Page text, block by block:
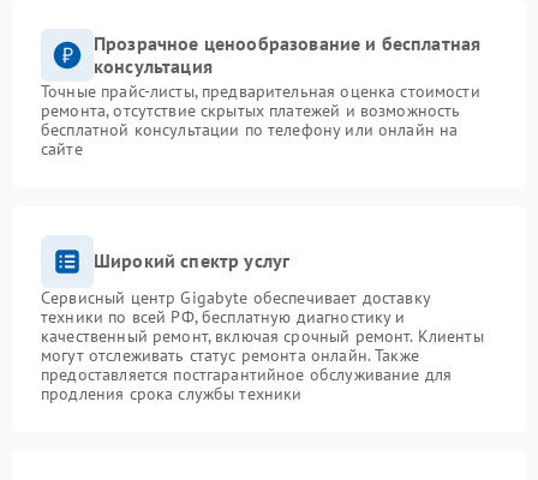
Прозрачное ценообразование и бесплатная
консультация
Точные прайс-листы, предварительная оценка стоимости
ремонта, отсутствие скрытых платежей и возможность
бесплатной консультации по телефону или онлайн на
сайте
Широкий спектр услуг
Сервисный центр Gigabyte обеспечивает доставку
техники по всей РФ, бесплатную диагностику и
качественный ремонт, включая срочный ремонт. Клиенты
могут отслеживать статус ремонта онлайн. Также
предоставляется постгарантийное обслуживание для
продления срока службы техники